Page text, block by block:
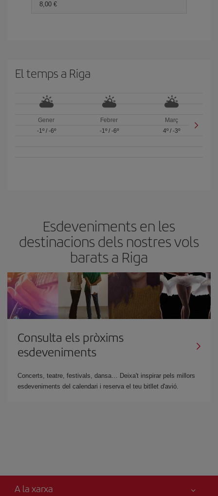
8,00
El temps a Riga
Gener
-1º/ -6º
Febrer
-1º/ -6º
Març
4º /-3º
Esdeveniments en les
destinacions dels nostres vols
barats a Riga
Consulta els pròxims
esdeveniments
Concerts, teatre, festivals, dansa… Deixa't inspirar pels millors
esdeveniments del calendari i reserva el teu bitllet d'avió.
A la xarxa